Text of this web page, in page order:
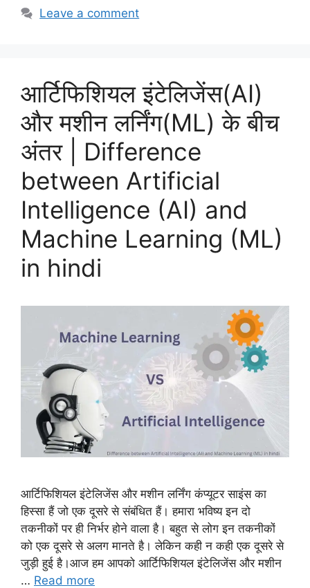
Leave a comment
आर्टिफिशियल इंटेलिजेंस(AI)
और मशीन लर्निंग(ML) के बीच
अंतर | Difference
between Artificial
Intelligence (AI) and
Machine Learning (ML)
in hindi
आर्टिफिशियल इंटेलिजेंस और मशीन लर्निंग कंप्यूटर साइंस का
हिस्सा हैं जो एक दूसरे से संबंधित हैं। हमारा भविष्य इन दो
तकनीकों पर ही निर्भर होने वाला है। बहुत से लोग इन तकनीकों
को एक दूसरे से अलग मानते है। लेकिन कही न कही एक दूसरे से
जुड़ी हुई है।आज हम आपको आर्टिफिशियल इंटेलिजेंस और मशीन
… Read more